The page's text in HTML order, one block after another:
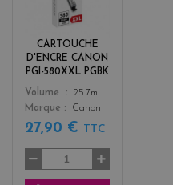
CARTOUCHE
D'ENCRE CANON
PGI-580XXL PGBK
Color
k
Volume
25.7ml
Marque
Canon
27,90 € TTC